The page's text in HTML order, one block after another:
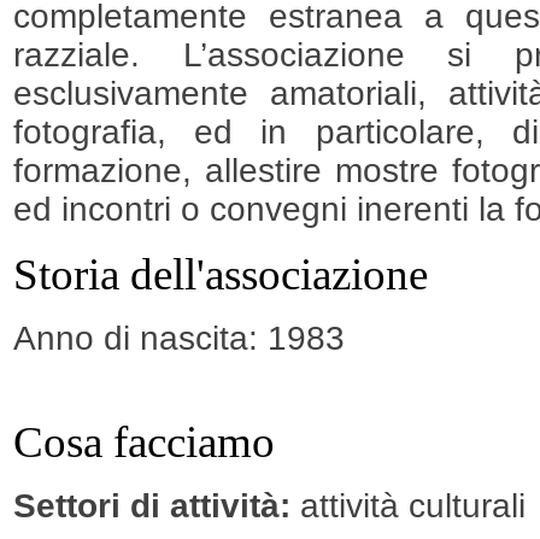
completamente estranea a
razziale. L’associazione si
esclusivamente amatoriali,
fotografia, ed in particolare,
formazione, allestire mostre
ed incontri o convegni inerenti la
Storia dell'associazione
Anno di nascita: 1983
Cosa facciamo
Settori di attività: attività culturali